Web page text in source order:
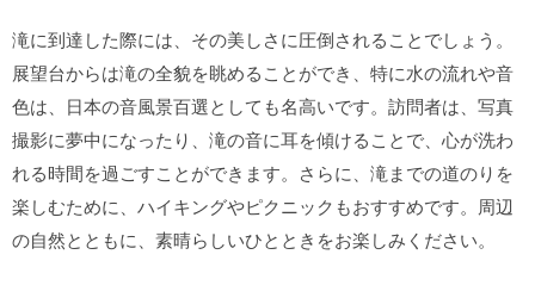
滝に到達した際には、その美しさに圧倒されることでしょう。
展望台からは滝の全貌を眺めることができ、特に水の流れや音
色は、日本の音風景百選としても名高いです。訪問者は、写真
撮影に夢中になったり、滝の音に耳を傾けることで、心が洗わ
れる時間を過ごすことができます。さらに、滝までの道のりを
楽しむために、ハイキングやピクニックもおすすめです。周辺
の自然とともに、素晴らしいひとときをお楽しみください。